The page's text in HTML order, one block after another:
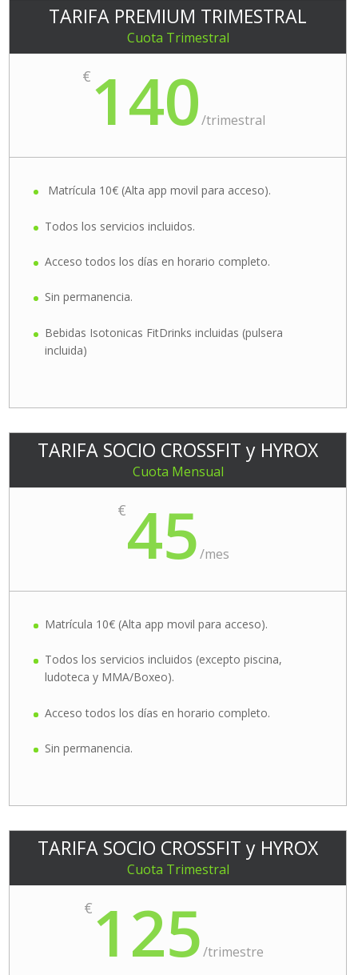
TARIFA PREMIUM TRIMESTRAL
Cuota Trimestral
€ 140/trimestral
Matrícula 10€ (Alta app movil para acceso).
Todos los servicios incluidos.
Acceso todos los días en horario completo.
Sin permanencia.
Bebidas Isotonicas FitDrinks incluidas (pulsera
incluida)
TARIFA SOCIO CROSSFIT y HYROX
Cuota Mensual
€45/mes
Matrícula 10€ (Alta app movil para acceso).
Todos los servicios incluidos (excepto piscina,
ludoteca y MMA/Boxeo).
Acceso todos los días en horario completo.
Sin permanencia.
TARIFA SOCIO CROSSFIT y HYROX
Cuota Trimestral
€ 125/trimestre